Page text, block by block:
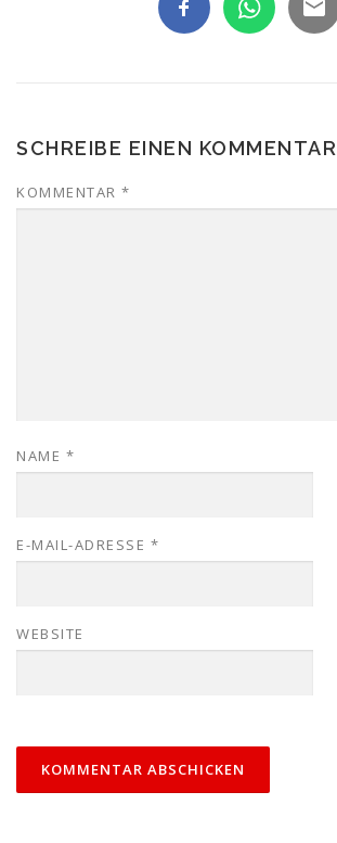
SCHREIBE EINEN KOMMENTAR
KOMMENTAR *
NAME *
E-MAIL-ADRESSE *
WEBSITE